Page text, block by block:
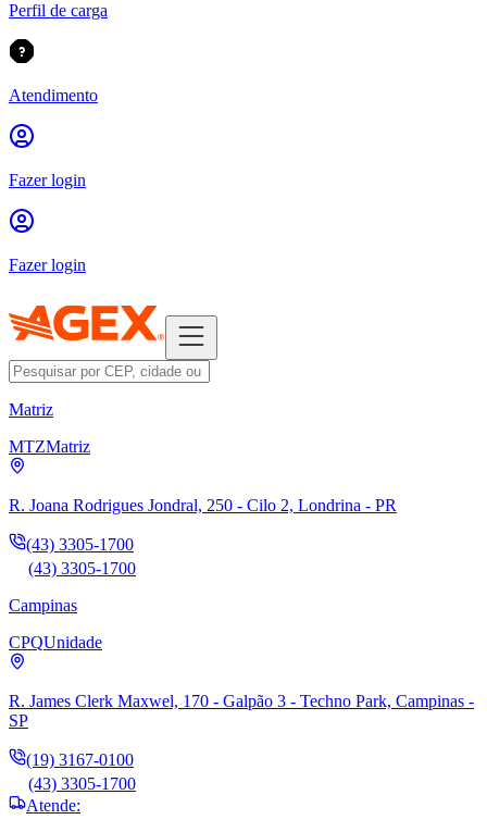
Perfil de carga
Atendimento
Fazer login
Fazer login
Matriz
MTZMatriz
R. Joana Rodrigues Jondral, 250 - Cilo 2, Londrina - PR
(43) 3305-1700
(43) 3305-1700
Campinas
CPQUnidade
R. James Clerk Maxwel, 170 - Galpão 3 - Techno Park, Campinas -
SP
(19) 3167-0100
(43) 3305-1700
Atende: